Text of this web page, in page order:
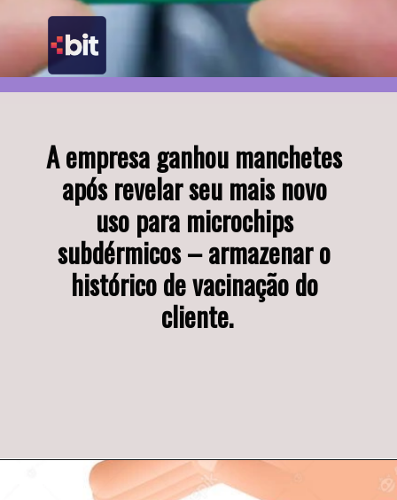
A empresa ganhou manchetes
após revelar seu mais novo
uso para microchips
subdérmicos – armazenar o
histórico de vacinação do
cliente.